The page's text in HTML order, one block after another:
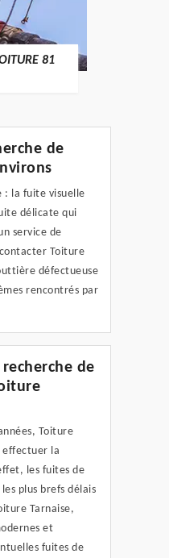
81
de
: la fuite visuelle
délicate qui
service de
Toiture
défectueuse
rencontrés par
de
Toiture
effectuer la
les fuites de
plus brefs délais
Tarnaise,
et
fuites de